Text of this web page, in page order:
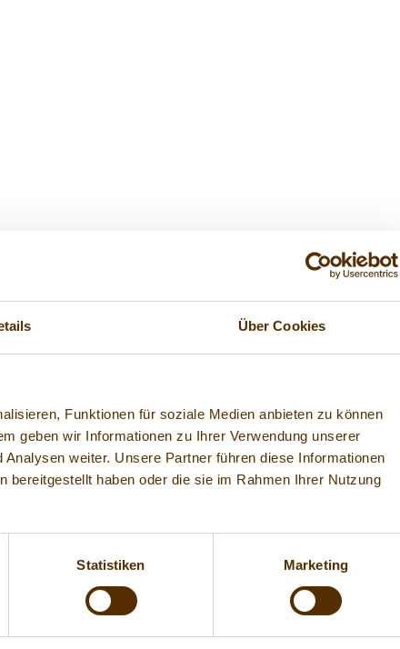
Über Cookies
Funktionen für soziale Medien anbieten zu können
geben wir Informationen zu Ihrer Verwendung unserer
weiter. Unsere Partner führen diese Informationen
haben oder die sie im Rahmen Ihrer Nutzung
Statistiken Marketing